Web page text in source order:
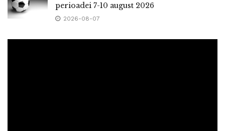
perioadei 7-10 august 2026
2026-08-07